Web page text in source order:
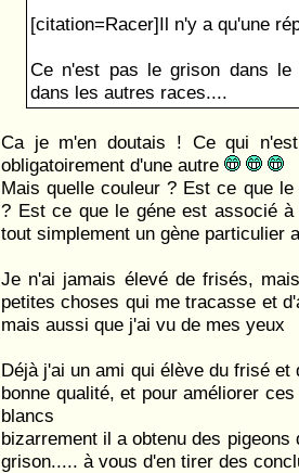
[citation=Racer]Il n'y a qu'une
Ce n'est pas le grison dans le
dans les autres races....
Ca je m'en doutais ! Ce qui
obligatoirement d'une autre
Mais quelle couleur ? Est ce que
? Est ce que le géne est associé
tout simplement un gène particulier
Je n'ai jamais élevé de frisés,
petites choses qui me tracasse et
mais aussi que j'ai vu de mes yeux
Déjà j'ai un ami qui élève du frisé
bonne qualité, et pour améliorer
blancs
bizarrement il a obtenu des pigeons
grison..... à vous d'en tirer des